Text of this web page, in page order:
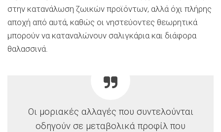
στην κατανάλωση ζωικών προϊόντων, αλλά όχι πλήρης
αποχή από αυτά, καθώς οι νηστεύοντες θεωρητικά
μπορούν να καταναλώνουν σαλιγκάρια και διάφορα
θαλασσινά.
Οι μοριακές αλλαγές που συντελούνται
οδηγούν σε μεταβολικά προφίλ που